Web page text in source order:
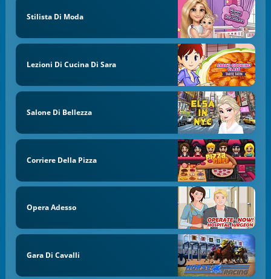
Stilista Di Moda
Lezioni Di Cucina Di Sara
Salone Di Bellezza
Corriere Della Pizza
Opera Adesso
Gara Di Cavalli